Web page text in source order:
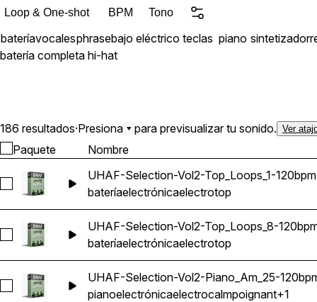
inspiradoras.
Loop & One-shot BPM Tono
bateríavocalesphrasebajo eléctrico teclas piano sintetizador
batería completa hi-hat
186 resultados·Presiona para previsualizar tu sonido. Ver
Paquete Nombre
Seleccionar UHAF-Selection-Vol2-Top_Loops_1-120bpm
UHAF-Selection-Vol2-Top_Loops_1-120bpm
bateríaelectrónicaelectrotop
Seleccionar UHAF-Selection-Vol2-Top_Loops_8-120bpm
UHAF-Selection-Vol2-Top_Loops_8-
bateríaelectrónicaelectrotop
Seleccionar UHAF-Selection-Vol2-Piano_Am_25-120bpm
UHAF-Selection-Vol2-Piano_Am_25-
pianoelectrónicaelectrocalmpoignant+1